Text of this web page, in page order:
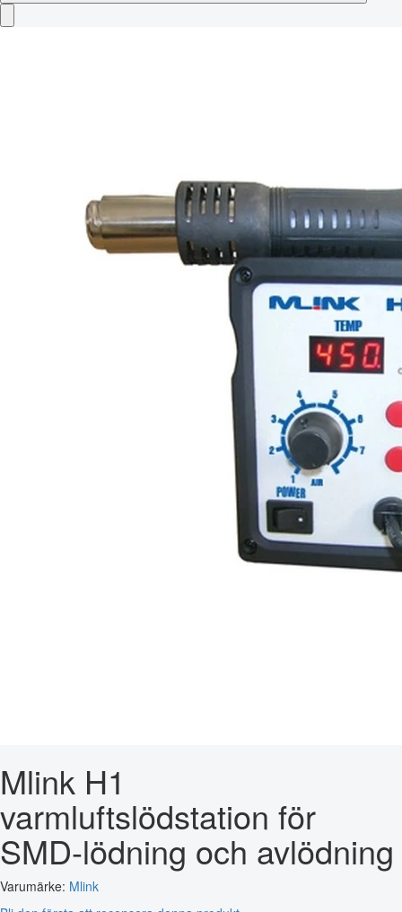
Mlink H1
varmluftslödstation för
SMD-lödning och avlödning
Varumärke: Mlink